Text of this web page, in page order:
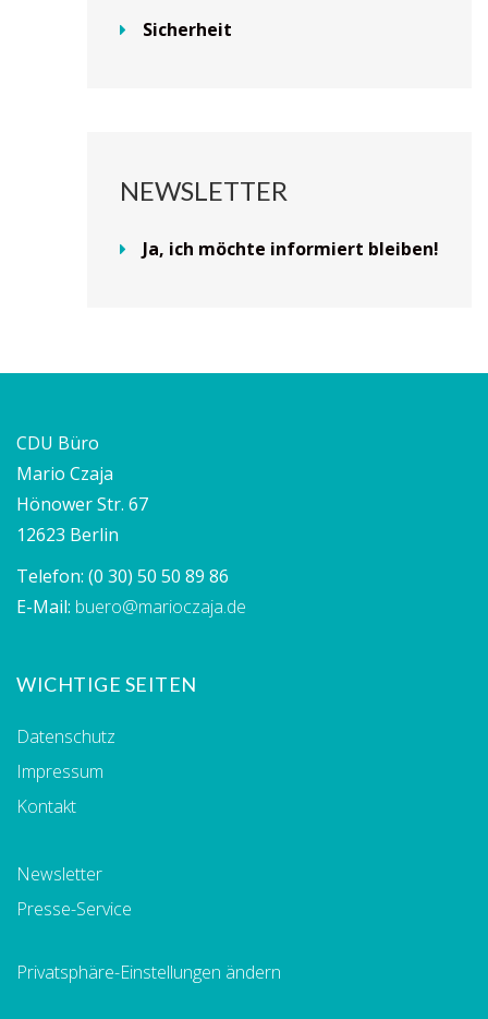
Sicherheit
NEWSLETTER
Ja, ich möchte informiert bleiben!
CDU Büro
Mario Czaja
Hönower Str. 67
12623 Berlin
Telefon: (0 30) 50 50 89 86
E-Mail: buero@marioczaja.de
WICHTIGE SEITEN
Datenschutz
Impressum
Kontakt
Newsletter
Presse-Service
Privatsphäre-Einstellungen ändern